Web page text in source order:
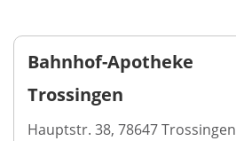
Bahnhof-Apotheke
Trossingen
Hauptstr. 38, 78647 Trossingen